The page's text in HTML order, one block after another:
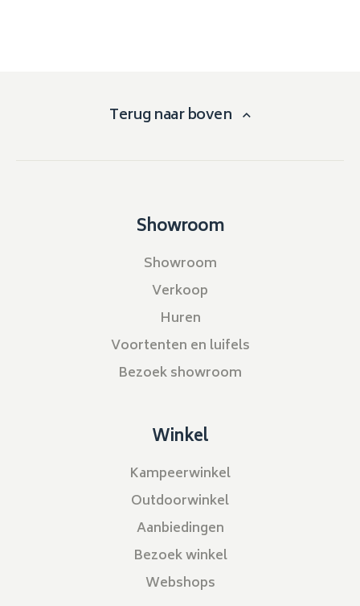
Terug naar boven
Showroom
Showroom
Verkoop
Huren
Voortenten en luifels
Bezoek showroom
Winkel
Kampeerwinkel
Outdoorwinkel
Aanbiedingen
Bezoek winkel
Webshops